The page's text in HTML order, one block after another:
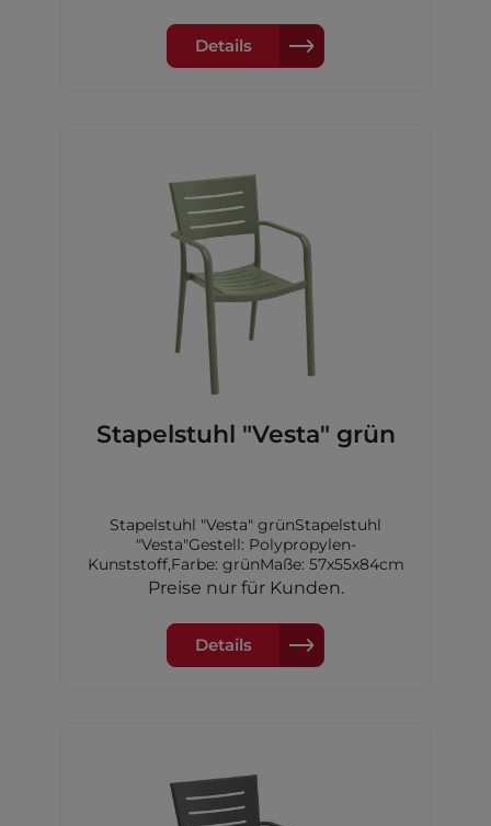
Details
Stapelstuhl "Vesta" grün
Stapelstuhl "Vesta" grünStapelstuhl
"Vesta"Gestell: Polypropylen-
Kunststoff,Farbe: grünMaße: 57x55x84cm
Preise nur für Kunden.
Details